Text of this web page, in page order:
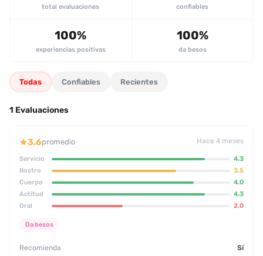
total evaluaciones confiables
100%
experiencias positivas
100%
da besos
Todas Confiables Recientes
1 Evaluaciones
3.6promedio Hace 4 meses
Servicio
4.3
Rostro
3.5
Cuerpo
4.0
Actitud
4.3
Oral
2.0
Da besos
Recomienda Sí